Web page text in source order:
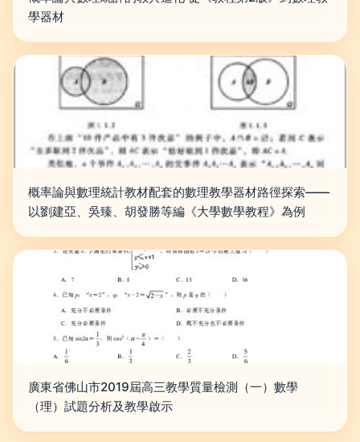
學器材
概率論與數理統計教材配套的數理教學器材路徑探索——
以劉建亞、吳臻、胡發勝等編《大學數學教程》為例
廣東省佛山市2019屆高三教學質量檢測（一）數學
（理）試題分析及教學啟示